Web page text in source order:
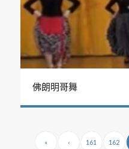
佛朗明哥舞
« ‹ 161 162